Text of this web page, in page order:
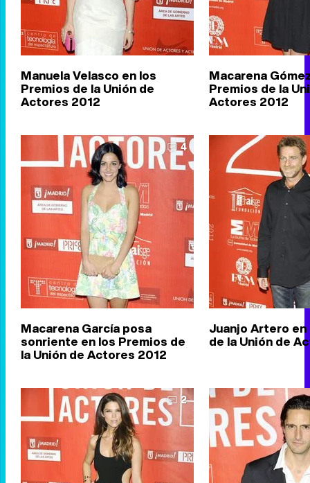
Manuela Velasco en los
Premios de la Unión de
Actores 2012
Macarena
Premios de la
Actores 2012
4
Macarena García posa
sonriente en los Premios de
la Unión de Actores 2012
Juanjo Artero
de la Unión de
2